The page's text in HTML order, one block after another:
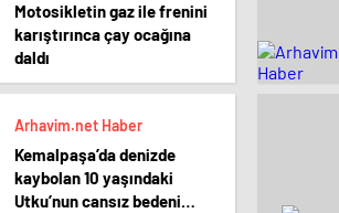
Motosikletin gaz ile frenini
karıştırınca çay ocağına
daldı
Arhavim.net Haber
Kemalpaşa’da denizde
kaybolan 10 yaşındaki
Utku’nun cansız bedeni